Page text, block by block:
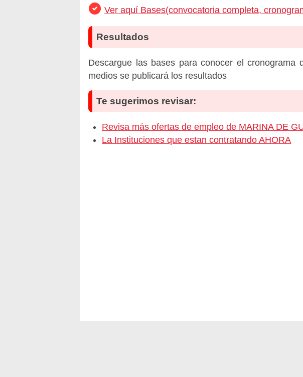
Ver aquí Bases(convocatoria completa,
Resultados
Descargue las bases para conocer el
medios se publicará los resultados
Te sugerimos revisar:
Revisa más ofertas de empleo de MARINA DE
La Instituciones que estan contratando AHORA